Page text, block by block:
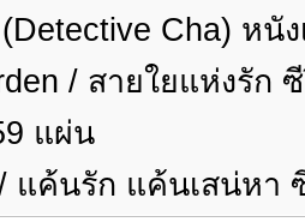
Cha) ห
/ สายใยแห่งรั
แผ่น
แค้นรัก แค้นเสน่หา